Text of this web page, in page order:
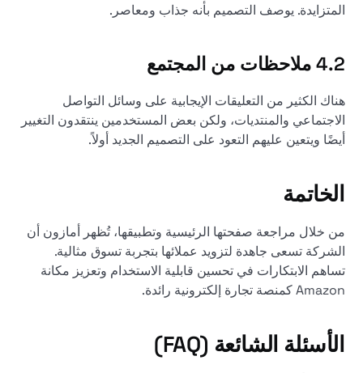
المتزايدة. يوصف التصميم بأنه جذاب ومعاصر.
4.2 ملاحظات من المجتمع
هناك الكثير من التعليقات الإيجابية على وسائل التواصل
الاجتماعي والمنتديات، ولكن بعض المستخدمين ينتقدون التغيير
أيضًا ويتعين عليهم التعود على التصميم الجديد أولاً.
الخاتمة
من خلال مراجعة صفحتها الرئيسية وتطبيقها، تُظهر أمازون أن
الشركة تسعى جاهدة لتزويد عملائها بتجربة تسوق مثالية.
تساهم الابتكارات في تحسين قابلية الاستخدام وتعزيز مكانة
Amazon كمنصة تجارة إلكترونية رائدة.
الأسئلة الشائعة (FAQ)